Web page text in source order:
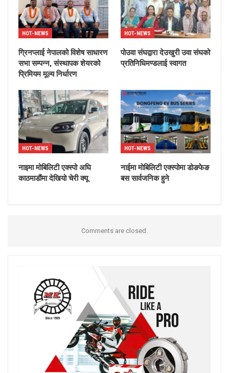
HOT-NEWS
ग्रिनप्लाई नेपालको विशेष साधारण
सभा सम्पन्न, संस्थापक शेयरको
प्रिमियम मूल्य निर्धारण
HOT-NEWS
पोउवा संघद्वारा देउखुरी उवा संघको
प्रतिनिधिमण्डलाई स्वागत
HOT-NEWS
नाइमा मोबिलिटी एक्स्पो अघि
काठमाडौंमा देखियो चेरी क्यू
HOT-NEWS
नाईमा मोबिलिटी एक्स्पोमा डोङफेङ
बस सार्वजनिक हुने
Comments are closed.